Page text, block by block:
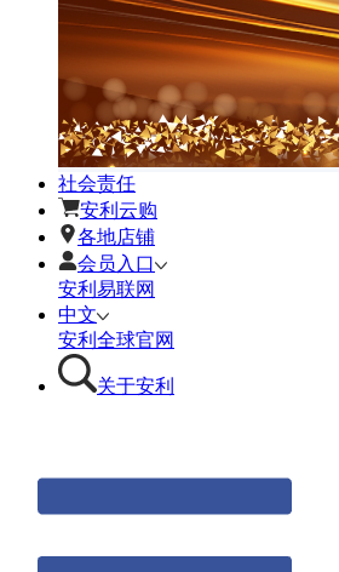
社会责任
安利云购
各地店铺
会员入口
安利易联网
中文
安利全球官网
关于安利